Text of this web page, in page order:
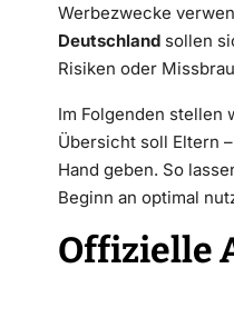
Werbezwecke
Deutschland sollen
Risiken oder
Im Folgenden stellen
Übersicht soll Eltern
Hand geben. So
Beginn an optimal
Offizielle